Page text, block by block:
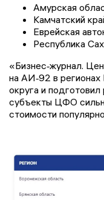
Амурская
Камчатский
Еврейская
Республика
«Бизнес‑журнал.
на АИ‑92 в
округа и
субъекты ЦФО
стоимости